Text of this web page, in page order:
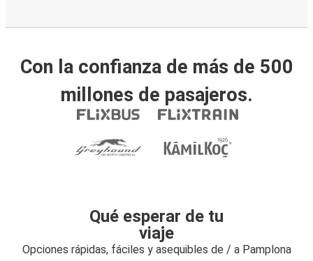
Con la confianza de más de 500
millones de pasajeros.
Qué esperar de tu
viaje
Opciones rápidas, fáciles y asequibles de / a Pamplona